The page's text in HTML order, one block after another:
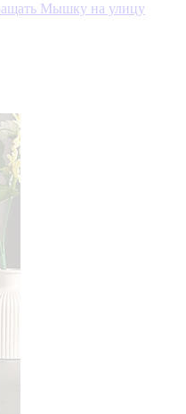
Мышку на улицу